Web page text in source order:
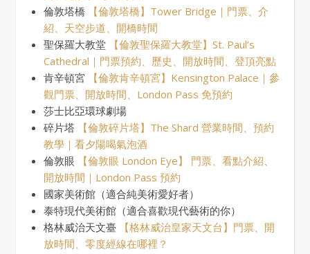
倫敦塔橋
【倫敦塔橋】Tower Bridge｜門票、介
紹、天空步道、開橋時間
聖保羅大教堂
【倫敦聖保羅大教堂】St. Paul’s
Cathedral｜門票預約、歷史、開放時間、登頂亮點
肯辛頓宮
【倫敦肯辛頓宮】Kensington Palace｜參
觀門票、開放時間、London Pass 免預約
莎士比亞環球劇場
碎片塔
【倫敦碎片塔】The Shard 營業時間、預約
教學｜看夕陽喝氣泡酒
倫敦眼
【倫敦眼 London Eye】 門票、看點介紹、
開放時間｜London Pass 預約
國家美術館（適合純美術愛好者）
泰特現代美術館（適合喜歡現代藝術的你）
格林威治天文臺
【格林威治皇家天文台】門票、開
放時間、零度經線在哪裡？